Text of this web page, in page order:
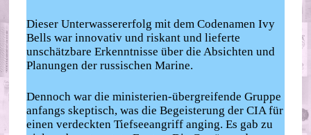
Dieser Unterwassererfolg mit dem Codenamen Ivy
Bells war innovativ und riskant und lieferte
unschätzbare Erkenntnisse über die Absichten und
Planungen der russischen Marine.
Dennoch war die ministerien-übergreifende Gruppe
anfangs skeptisch, was die Begeisterung der CIA für
einen verdeckten Tiefseeangriff anging. Es gab zu